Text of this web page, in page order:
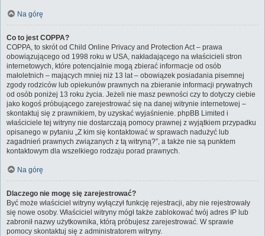
Na górę
Co to jest COPPA?
COPPA, to skrót od Child Online Privacy and Protection Act – prawa
obowiązującego od 1998 roku w USA, nakładającego na właścicieli stron
internetowych, które potencjalnie mogą zbierać informacje od osób
małoletnich – mających mniej niż 13 lat – obowiązek posiadania pisemnej
zgody rodziców lub opiekunów prawnych na zbieranie informacji prywatnych
od osób poniżej 13 roku życia. Jeżeli nie masz pewności czy to dotyczy ciebie
jako kogoś próbującego zarejestrować się na danej witrynie internetowej –
skontaktuj się z prawnikiem, by uzyskać wyjaśnienie. phpBB Limited i
właściciele tej witryny nie dostarczają pomocy prawnej z wyjątkiem przypadku
opisanego w pytaniu „Z kim się kontaktować w sprawach nadużyć lub
zagadnień prawnych związanych z tą witryną?”, a także nie są punktem
kontaktowym dla wszelkiego rodzaju porad prawnych.
Na górę
Dlaczego nie mogę się zarejestrować?
Być może właściciel witryny wyłączył funkcję rejestracji, aby nie rejestrowały
się nowe osoby. Właściciel witryny mógł także zablokować twój adres IP lub
zabronił nazwy użytkownika, którą próbujesz zarejestrować. W sprawie
pomocy skontaktuj się z administratorem witryny.